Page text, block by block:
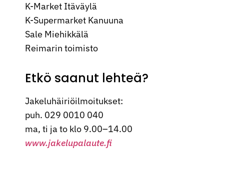
K-Market Itäväylä
K-Supermarket Kanuuna
Sale Miehikkälä
Reimarin toimisto
Etkö saanut lehteä?
Jakeluhäiriöilmoitukset:
puh. 029 0010 040
ma, ti ja to klo 9.00–14.00
www.jakelupalaute.fi